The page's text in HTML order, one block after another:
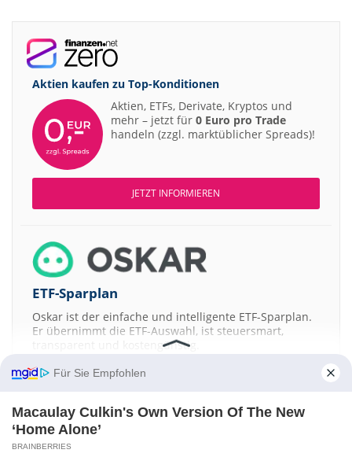
Aktien kaufen zu Top-Konditionen
Aktien, ETFs, Derivate, Kryptos und
mehr – jetzt für 0 Euro pro Trade
handeln (zzgl. marktüblicher Spreads)!
JETZT INFORMIEREN
ETF-Sparplan
Oskar ist der einfache und intelligente ETF-Sparplan.
Er übernimmt die ETF-Auswahl, ist steuersmart,
transparent und kostengünstig.
JETZT MEHR ERFAHREN
Für Sie Empfohlen
Macaulay Culkin's Own Version Of The New
‘Home Alone’
BRAINBERRIES